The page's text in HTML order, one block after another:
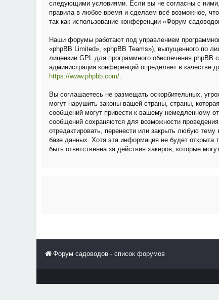
следующими условиями. Если вы не согласны с
правила в любое время и сделаем всё возможное,
так как использование конференции «Форум
Наши форумы работают под управлением
«phpBB Limited», «phpBB Teams»), выпущенного по
лицензии GPL для программного обеспечения phpBB
администрация конференций определяет в качестве
https://www.phpbb.com/.
Вы соглашаетесь не размещать оскорбительных,
могут нарушить законы вашей страны, страны,
сообщений могут привести к вашему немедленному
сообщений сохраняются для возможности
отредактировать, перенести или закрыть любую
базе данных. Хотя эта информация не будет
быть ответственна за действия хакеров, которые
Форум садоводов - список форумов